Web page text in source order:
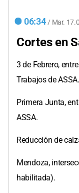
06:34 / Mar.
Cortes en
3 de Febrero,
Trabajos de ASSA.
Primera Junta,
ASSA.
Reducción de
Mendoza,
habilitada).